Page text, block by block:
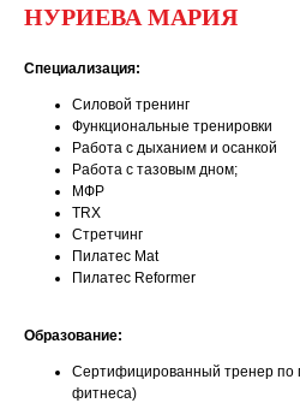
НУРИЕВА МАРИЯ
Специализация:
Силовой тренинг
Функциональные тренировки
Работа с дыханием и осанкой
Работа с тазовым дном;
МФР
TRX
Стретчинг
Пилатес Mat
Пилатес Reformer
Образование:
Сертифицированный тренер по
фитнеса)